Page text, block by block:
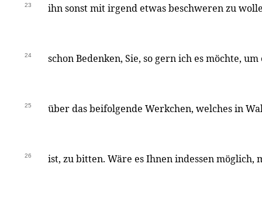
23 ihn sonst mit irgend etwas beschweren zu
24 schon Bedenken, Sie, so gern ich es möchte,
25 über das beifolgende Werkchen, welches in
26 ist, zu bitten. Wäre es Ihnen indessen möglich,